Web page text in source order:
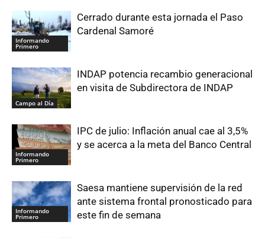
Informando
Primero
Cerrado durante esta jornada el Paso
Cardenal Samoré
Campo al Día
INDAP potencia recambio generacional
en visita de Subdirectora de INDAP
Informando
Primero
IPC de julio: Inflación anual cae al 3,5%
y se acerca a la meta del Banco Central
Informando
Primero
Saesa mantiene supervisión de la red
ante sistema frontal pronosticado para
este fin de semana